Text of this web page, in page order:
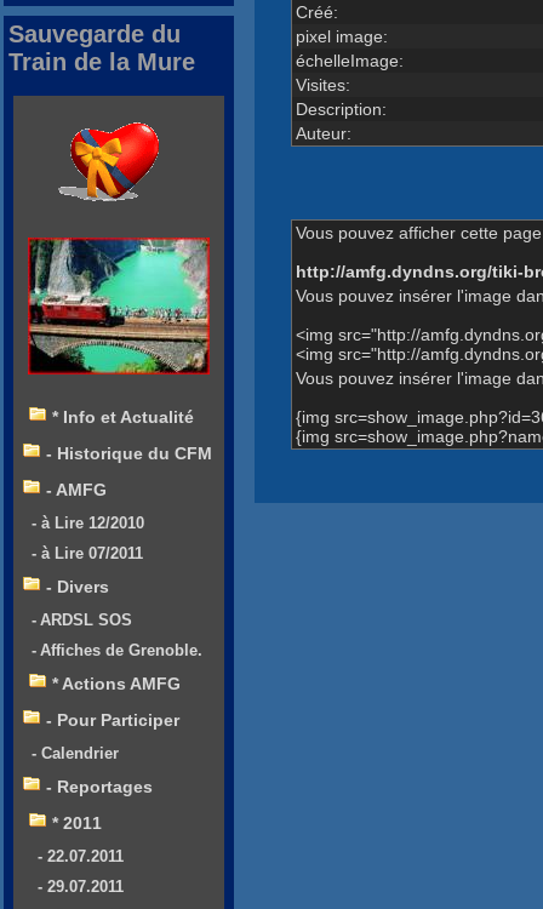
Créé:
pixel image:
échelleImage:
Visites:
Description:
Auteur:
Vous pouvez afficher cette
http://amfg.dyndns.org/tiki-
Vous pouvez insérer l'image
<img src="http://
<img src="http://
Vous pouvez insérer l'image
{img
{img
Sauvegarde du
Train de la Mure
* Info et Actualité
- Historique du CFM
- AMFG
- à Lire 12/2010
- à Lire 07/2011
- Divers
- ARDSL SOS
- Affiches de Grenoble.
* Actions AMFG
- Pour Participer
- Calendrier
- Reportages
* 2011
- 22.07.2011
- 29.07.2011